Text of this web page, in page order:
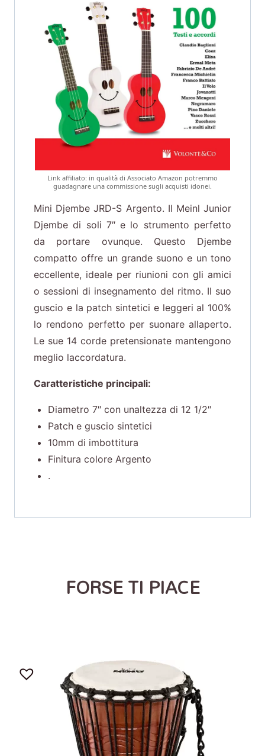
Link affiliato: in qualità di Associato Amazon potremmo
guadagnare una commissione sugli acquisti idonei.
Mini Djembe JRD-S Argento. Il Meinl Junior
Djembe di soli 7″ e lo strumento perfetto
da portare ovunque. Questo Djembe
compatto offre un grande suono e un tono
eccellente, ideale per riunioni con gli amici
o sessioni di insegnamento del ritmo. Il suo
guscio e la patch sintetici e leggeri al 100%
lo rendono perfetto per suonare allaperto.
Le sue 14 corde pretensionate mantengono
meglio laccordatura.
Caratteristiche principali:
Diametro 7″ con unaltezza di 12 1/2″
Patch e guscio sintetici
10mm di imbottitura
Finitura colore Argento
.
FORSE TI PIACE